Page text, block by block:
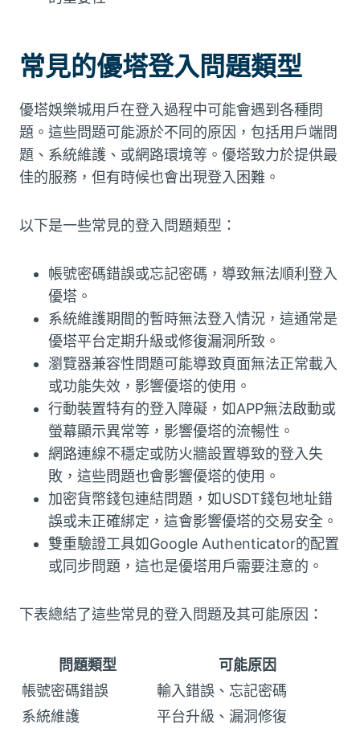
常見的優塔登入問題類型
優塔娛樂城用戶在登入過程中可能會遇到各種問
題。這些問題可能源於不同的原因，包括用戶端問
題、系統維護、或網路環境等。優塔致力於提供最
佳的服務，但有時候也會出現登入困難。
以下是一些常見的登入問題類型：
帳號密碼錯誤或忘記密碼，導致無法順利登入
優塔。
系統維護期間的暫時無法登入情況，這通常是
優塔平台定期升級或修復漏洞所致。
瀏覽器兼容性問題可能導致頁面無法正常載入
或功能失效，影響優塔的使用。
行動裝置特有的登入障礙，如APP無法啟動或
螢幕顯示異常等，影響優塔的流暢性。
網路連線不穩定或防火牆設置導致的登入失
敗，這些問題也會影響優塔的使用。
加密貨幣錢包連結問題，如USDT錢包地址錯
誤或未正確綁定，這會影響優塔的交易安全。
雙重驗證工具如Google Authenticator的配置
或同步問題，這也是優塔用戶需要注意的。
下表總結了這些常見的登入問題及其可能原因：
問題類型
可能原因
帳號密碼錯誤
輸入錯誤、忘記密碼
系統維護
平台升級、漏洞修復